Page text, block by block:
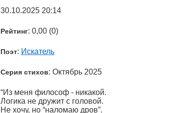
30.10.2025 20:14
Рейтинг: 0,00 (0)
Поэт: Искатель
Серия стихов: Октябрь 2025
“Из меня философ - никакой.
Логика не дружит с головой.
Не хочу, но “наломаю дров”.